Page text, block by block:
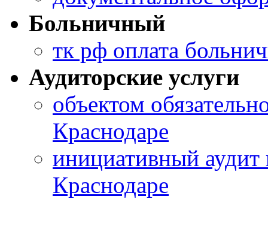
Больничный
тк рф оплата
Аудиторские услуги
объектом
Краснодаре
инициативный аудит
Краснодаре